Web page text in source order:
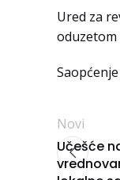
Ured za
oduzetom
Novi
Učešće